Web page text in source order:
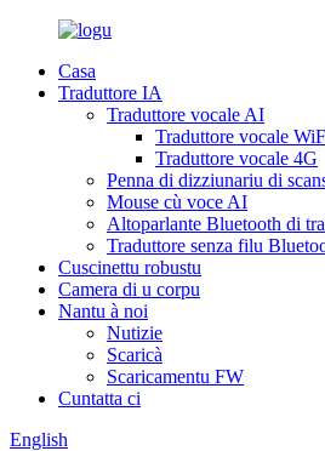
Casa
Traduttore IA
Traduttore vocale AI
Traduttore vocale
Traduttore vocale 4G
Penna di dizziunariu di
Mouse cù voce AI
Altoparlante Bluetooth di
Traduttore senza filu
Cuscinettu robustu
Camera di u corpu
Nantu à noi
Nutizie
Scaricà
Scaricamentu FW
Cuntatta ci
English